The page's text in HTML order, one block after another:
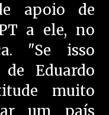
apoio de
a ele, no
"Se isso
Eduardo
muito
um país